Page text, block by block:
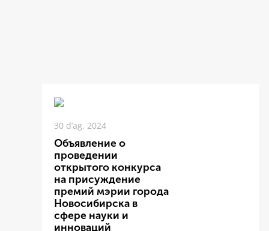
30 d’ag. 2024
Объявление о
проведении
открытого конкурса
на присуждение
премий мэрии города
Новосибирска в
сфере науки и
инноваций